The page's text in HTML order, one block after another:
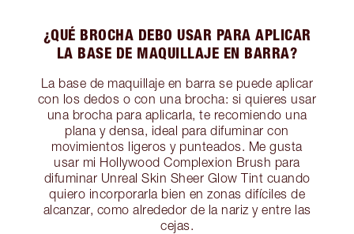
¿QUÉ BROCHA DEBO USAR PARA APLICAR
LA BASE DE MAQUILLAJE EN BARRA?
La base de maquillaje en barra se puede aplicar
con los dedos o con una brocha: si quieres usar
una brocha para aplicarla, te recomiendo una
plana y densa, ideal para difuminar con
movimientos ligeros y punteados. Me gusta
usar mi Hollywood Complexion Brush para
difuminar Unreal Skin Sheer Glow Tint cuando
quiero incorporarla bien en zonas difíciles de
alcanzar, como alrededor de la nariz y entre las
cejas.